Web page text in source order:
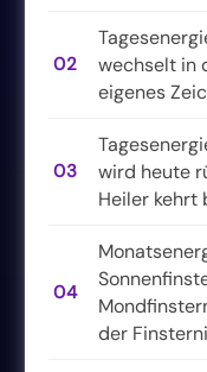
02
wechselt in
eigenes
03
wird heute
Heiler kehrt
04
der